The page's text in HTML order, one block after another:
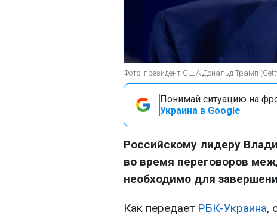
Фото: президент США Дональд Трамп
Понимай ситуацию на
Украина в Google
Российскому лидеру
во время переговоров
необходимо для
Как передает РБК-Украина,